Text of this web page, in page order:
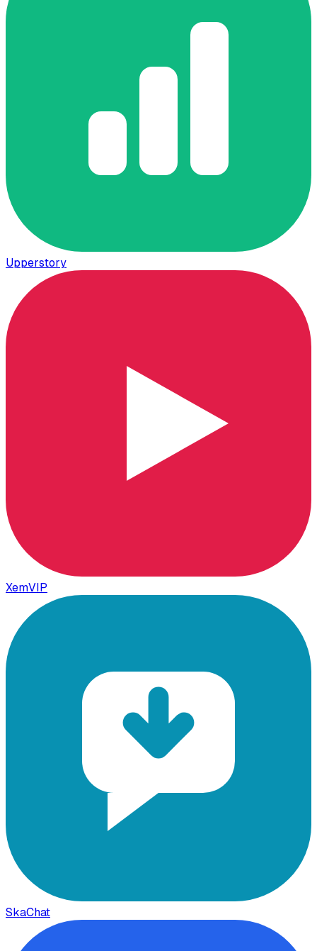
Upperstory
XemVIP
SkaChat